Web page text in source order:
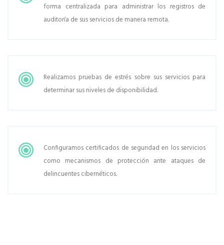
forma centralizada para administrar los registros de
auditoría de sus servicios de manera remota.
Realizamos pruebas de estrés sobre sus servicios para
determinar sus niveles de disponibilidad.
Configuramos certificados de seguridad en los servicios
como mecanismos de protección ante ataques de
delincuentes cibernéticos.